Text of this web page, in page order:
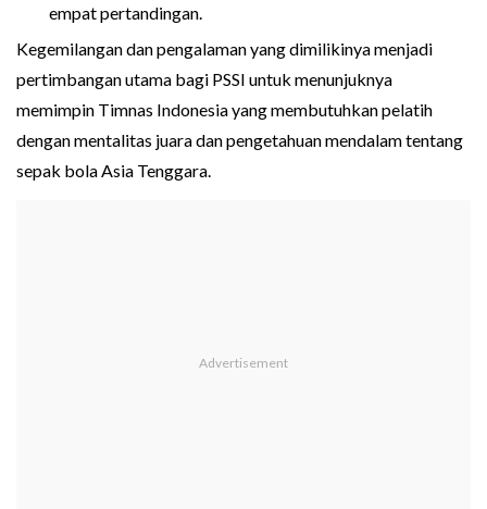
empat pertandingan.
Kegemilangan dan pengalaman yang dimilikinya menjadi
pertimbangan utama bagi PSSI untuk menunjuknya
memimpin Timnas Indonesia yang membutuhkan pelatih
dengan mentalitas juara dan pengetahuan mendalam tentang
sepak bola Asia Tenggara.